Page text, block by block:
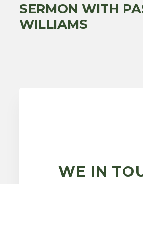
SERMON WITH
WILLIAMS
WE IN